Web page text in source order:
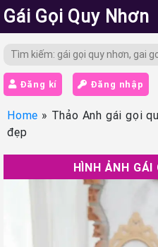
Gái Gọi Quy Nhơn
Đăng kí Đăng nhập
Home » Thảo Anh gái gọi
đẹp
HÌNH ẢNH GÁI